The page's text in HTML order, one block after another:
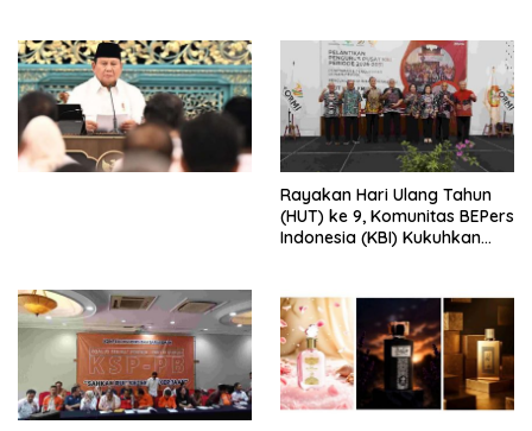
Penjajahan (Pergolakan
Ekonomi Politik Indonesia) &
Simposium Nasional “Urgensi
Undang-Undang
Perekonomian Nasional dan
Kesejahteraan Sosial dalam
Rayakan Hari Ulang Tahun
(HUT) ke 9, Komunitas BEPers
Indonesia (KBI) Kukuhkan
Tema: “Penguatan dan
Pengembangan Organisasi
KBI yang Berbasis Riset di
seluruh Indonesia dan
Mancanegara”.